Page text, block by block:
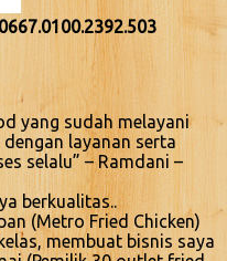
0667.0100.2392.503
yang sudah melayani
layanan serta
selalu” – Ramdani –
berkualitas..
(Metro Fried Chicken)
membuat bisnis saya